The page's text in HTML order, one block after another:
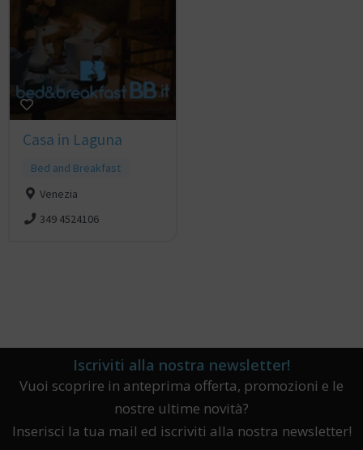
Casa in Laguna
Bed and Breakfast
Venezia
349 4524106
Iscriviti alla nostra newsletter!
Vuoi scoprire in anteprima offerta, promozioni e le
nostre ultime novità?
Inserisci la tua mail ed iscriviti alla nostra newsletter!